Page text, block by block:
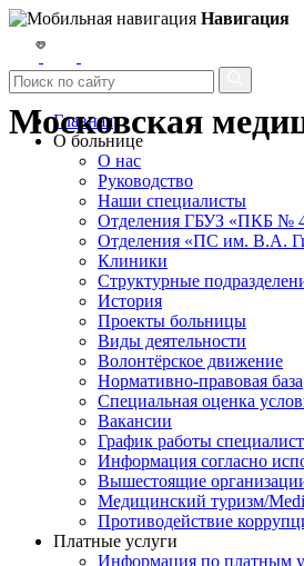
Московская
Навигация
Главная
О больнице
О нас
Руководство
Наши специалисты
Отделения ГБУЗ «ПКБ №
Отделения «ПС им. В.А.
Клиники
Структурные
История
Проекты больницы
Виды деятельности
Волонтёрское движение
Нормативно-правовая база
Специальная оценка
Вакансии
График работы
Информация согласно
Вышестоящие
Медицинский туризм/
Противодействие
Платные услуги
Информация по платным